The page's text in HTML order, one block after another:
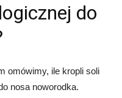
do
omówimy, ile kropli soli
nosa noworodka.